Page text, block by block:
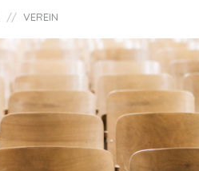
VEREIN